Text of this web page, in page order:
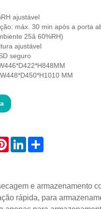
ajustável
máx. 30 min após a porta
25â 60%RH)
ajustável
seguro
MM
PinterestLinkedInShare
e armazenamento
rápida, para